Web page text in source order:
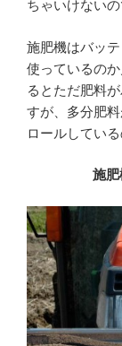
ちゃいけない
施肥機はバッ
使っているの
るとただ肥料
すが、多分肥
ロールしている
施